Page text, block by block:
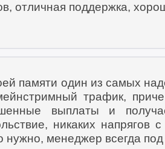
отличная поддержка,
памяти один из самых
трафик,
выплаты и
никаких
нужно, менеджер всегда под